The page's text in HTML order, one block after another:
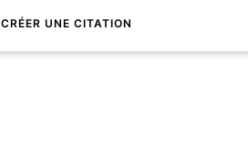
CRÉER UNE CITATION